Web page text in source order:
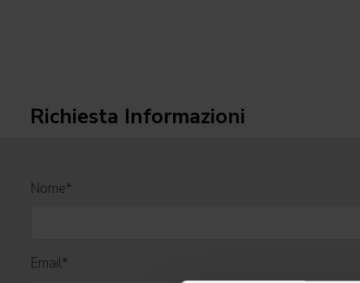
Richiesta Informazioni
Nome*
Email*